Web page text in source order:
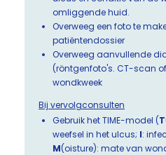
omliggende huid.
Overweeg een foto te
patiëntendossier
Overweeg aanvullende
(röntgenfoto's. CT-scan
wondkweek
Bij vervolgconsulten
Gebruik het TIME-model (T
weefsel in het ulcus; I:
M(oisture): mate van